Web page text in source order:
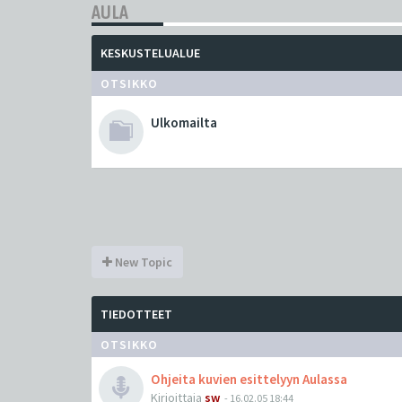
AULA
KESKUSTELUALUE
OTSIKKO
Ulkomailta
New Topic
TIEDOTTEET
OTSIKKO
Ohjeita kuvien esittelyyn Aulassa
Kirjoittaja sw - 16.02.05 18:44